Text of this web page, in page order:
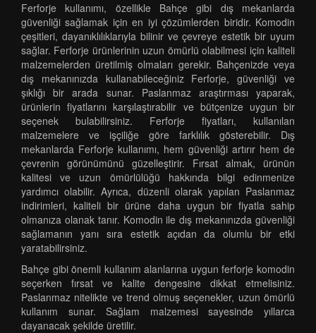
Ferforje kullanımı, özellikle Bahçe gibi dış mekanlarda
güvenliği sağlamak için en iyi çözümlerden biridir. Komodin
çeşitleri, dayanıklılıklarıyla bilinir ve çevreye estetik bir uyum
sağlar. Ferforje ürünlerinin uzun ömürlü olabilmesi için kaliteli
malzemelerden üretilmiş olmaları gerekir. Bahçenizde veya
dış mekanınızda kullanabileceğiniz Ferforje, güvenliği ve
şıklığı bir arada sunar. Paslanmaz araştırması yaparak,
ürünlerin fiyatlarını karşılaştırabilir ve bütçenize uygun bir
seçenek bulabilirsiniz. Ferforje fiyatları, kullanılan
malzemelere ve işçiliğe göre farklılık gösterebilir. Dış
mekanlarda Ferforje kullanımı, hem güvenliği artırır hem de
çevrenin görünümünü güzelleştirir. Fırsat almak, ürünün
kalitesi ve uzun ömürlülüğü hakkında bilgi edinmenize
yardımcı olabilir. Ayrıca, düzenli olarak yapılan Paslanmaz
indirimleri, kaliteli bir ürüne daha uygun bir fiyatla sahip
olmanıza olanak tanır. Komodin ile dış mekanınızda güvenliği
sağlamanın yanı sıra estetik açıdan da olumlu bir etki
yaratabilirsiniz.
Bahçe gibi önemli kullanım alanlarına uygun ferforje komodin
seçerken fırsat ve kalite dengesine dikkat etmelisiniz.
Paslanmaz nitelikte ve trend olmuş seçenekler, uzun ömürlü
kullanım sunar. Sağlam malzemesi sayesinde yıllarca
dayanacak şekilde üretilir.